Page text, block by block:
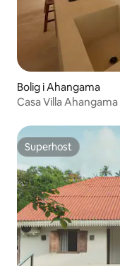
Bolig i Ahangama
Casa Villa Ahangama
Superhost
Superhost